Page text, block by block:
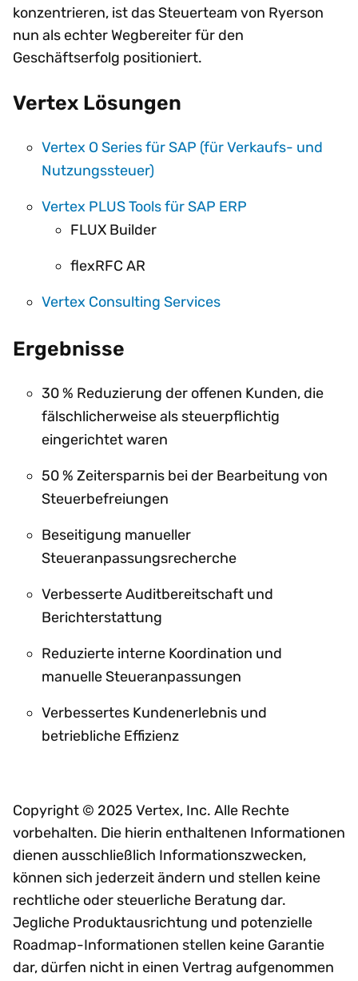
konzentrieren, ist das Steuerteam von Ryerson
nun als echter Wegbereiter für den
Geschäftserfolg positioniert.
Vertex Lösungen
Vertex O Series für SAP (für Verkaufs- und
Nutzungssteuer)
Vertex PLUS Tools für SAP ERP
FLUX Builder
flexRFC AR
Vertex Consulting Services
Ergebnisse
30 % Reduzierung der offenen Kunden, die
fälschlicherweise als steuerpflichtig
eingerichtet waren
50 % Zeitersparnis bei der Bearbeitung von
Steuerbefreiungen
Beseitigung manueller
Steueranpassungsrecherche
Verbesserte Auditbereitschaft und
Berichterstattung
Reduzierte interne Koordination und
manuelle Steueranpassungen
Verbessertes Kundenerlebnis und
betriebliche Effizienz
Copyright © 2025 Vertex, Inc. Alle Rechte
vorbehalten. Die hierin enthaltenen Informationen
dienen ausschließlich Informationszwecken,
können sich jederzeit ändern und stellen keine
rechtliche oder steuerliche Beratung dar.
Jegliche Produktausrichtung und potenzielle
Roadmap-Informationen stellen keine Garantie
dar, dürfen nicht in einen Vertrag aufgenommen